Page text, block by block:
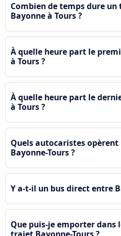
Combien de temps dure un
Bayonne à Tours ?
À quelle heure part le
à Tours ?
À quelle heure part le
à Tours ?
Quels autocaristes
Bayonne-Tours ?
Y a-t-il un bus direct entre
Que puis-je emporter dans